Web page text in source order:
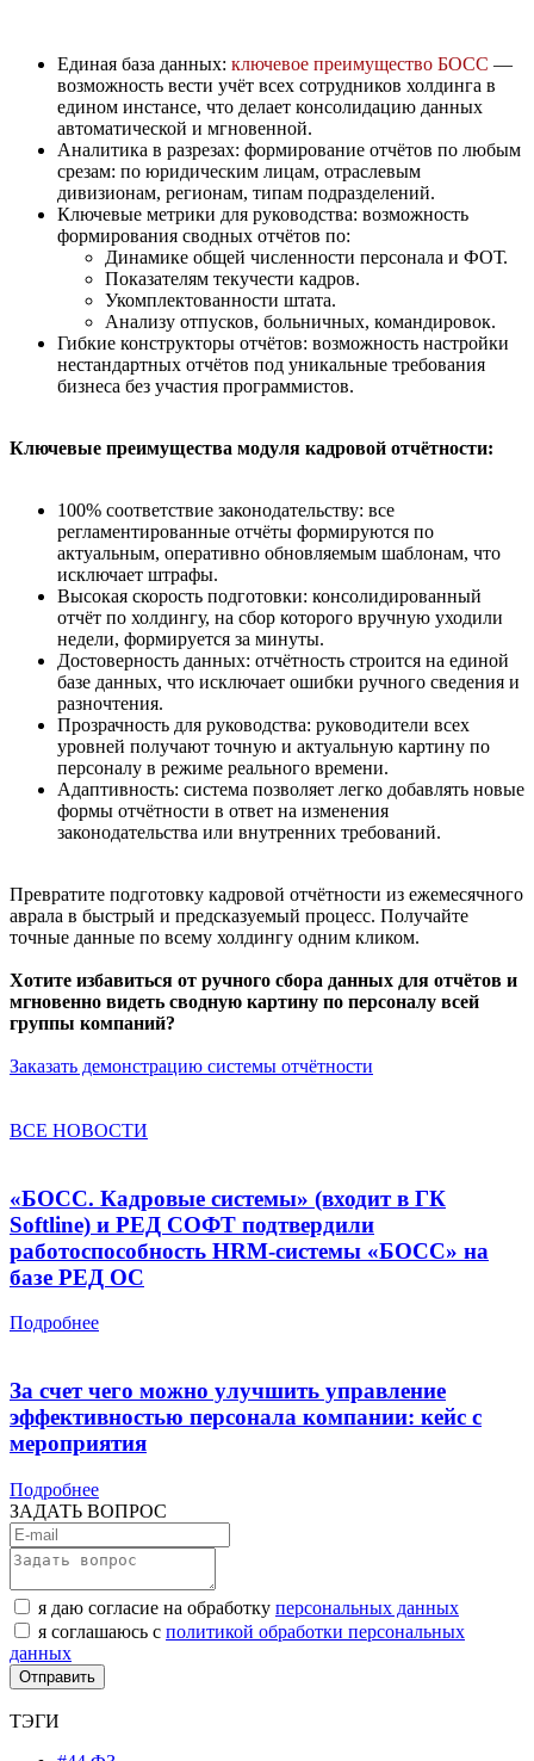
Единая база данных: ключевое преимущество БОСС —
возможность вести учёт всех сотрудников холдинга в
едином инстансе, что делает консолидацию данных
автоматической и мгновенной.
Аналитика в разрезах: формирование отчётов по любым
срезам: по юридическим лицам, отраслевым
дивизионам, регионам, типам подразделений.
Ключевые метрики для руководства: возможность
формирования сводных отчётов по:
Динамике общей численности персонала и ФОТ.
Показателям текучести кадров.
Укомплектованности штата.
Анализу отпусков, больничных, командировок.
Гибкие конструкторы отчётов: возможность настройки
нестандартных отчётов под уникальные требования
бизнеса без участия программистов.
Ключевые преимущества модуля кадровой отчётности:
100% соответствие законодательству: все
регламентированные отчёты формируются по
актуальным, оперативно обновляемым шаблонам, что
исключает штрафы.
Высокая скорость подготовки: консолидированный
отчёт по холдингу, на сбор которого вручную уходили
недели, формируется за минуты.
Достоверность данных: отчётность строится на единой
базе данных, что исключает ошибки ручного сведения и
разночтения.
Прозрачность для руководства: руководители всех
уровней получают точную и актуальную картину по
персоналу в режиме реального времени.
Адаптивность: система позволяет легко добавлять новые
формы отчётности в ответ на изменения
законодательства или внутренних требований.
Превратите подготовку кадровой отчётности из ежемесячного
аврала в быстрый и предсказуемый процесс. Получайте
точные данные по всему холдингу одним кликом.
Хотите избавиться от ручного сбора данных для отчётов и
мгновенно видеть сводную картину по персоналу всей
группы компаний?
Заказать демонстрацию системы отчётности
ВСЕ НОВОСТИ
«БОСС. Кадровые системы» (входит в ГК
Softline) и РЕД СОФТ подтвердили
работоспособность HRM-системы «БОСС» на
базе РЕД ОС
Подробнее
За счет чего можно улучшить управление
эффективностью персонала компании: кейс с
мероприятия
Подробнее
ЗАДАТЬ ВОПРОС
я даю согласие на обработку персональных данных
я соглашаюсь с политикой обработки персональных
данных
ТЭГИ